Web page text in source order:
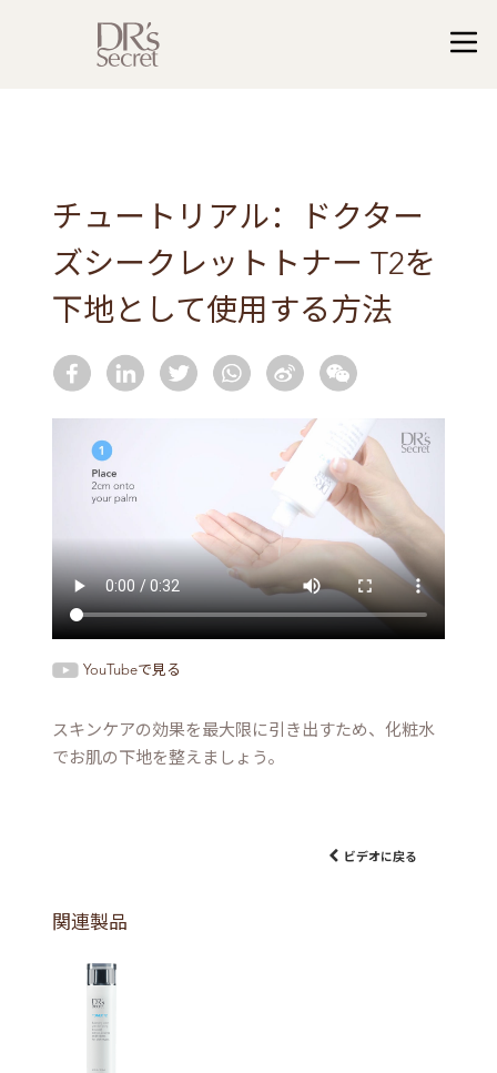
チュートリアル：ドクター
ズシークレットトナー T2を
下地として使用する方法
YouTubeで見る
スキンケアの効果を最大限に引き出すため、化粧水
でお肌の下地を整えましょう。
ビデオに戻る
関連製品